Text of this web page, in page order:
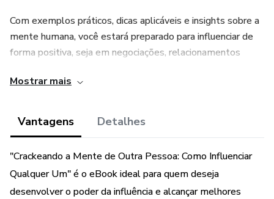
Com exemplos práticos, dicas aplicáveis e insights sobre a
mente humana, você estará preparado para influenciar de
forma positiva, seja em negociações, relacionamentos
conexões reais, conquistar confiança e atingir seus
Mostrar mais
Vantagens Detalhes
"Crackeando a Mente de Outra Pessoa: Como Influenciar
Qualquer Um" é o eBook ideal para quem deseja
desenvolver o poder da influência e alcançar melhores